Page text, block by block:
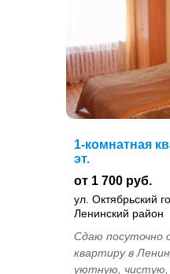
1-комнатная
эт.
от 1 700 руб.
ул. Октябрьский
Ленинский район
Сдаю посуточно
квартиру в
уютную,